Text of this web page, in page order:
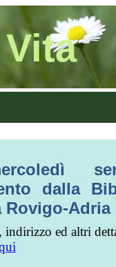
dalla
Rovigo-Adria
indirizzo ed altri